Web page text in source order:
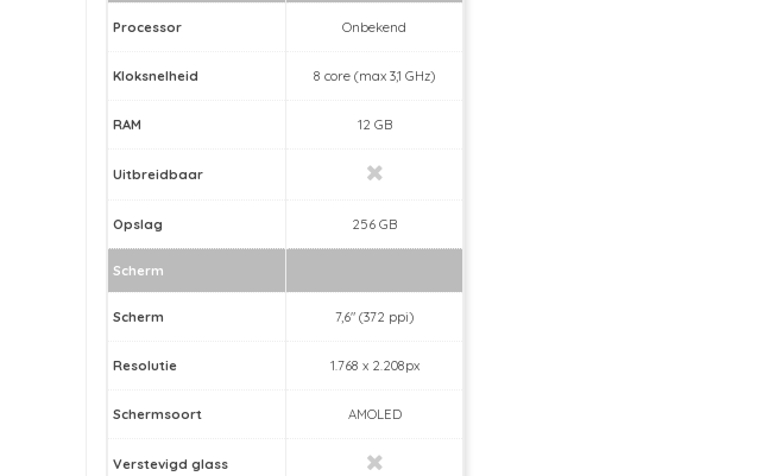
Processor Onbekend
Kloksnelheid 8 core (max 3,1 GHz)
RAM 12 GB
Uitbreidbaar
Opslag 256 GB
Scherm
Scherm 7,6" (372 ppi)
Resolutie 1.768 x 2.208px
Schermsoort AMOLED
Verstevigd glass